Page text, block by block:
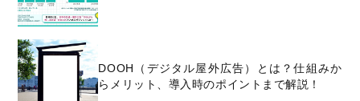
DOOH（デジタル屋外広告）とは？仕組みか
らメリット、導入時のポイントまで解説！